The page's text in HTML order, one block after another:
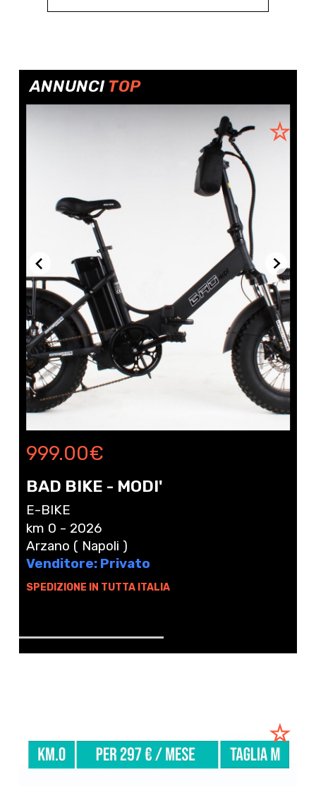
ANNUNCI TOP
999.00€
BAD BIKE - MODI'
E-BIKE
km 0 - 2026
Arzano ( Napoli )
Venditore: Privato
SPEDIZIONE IN TUTTA ITALIA